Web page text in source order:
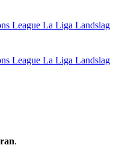
League La Liga Landslag
League La Liga Landslag
.